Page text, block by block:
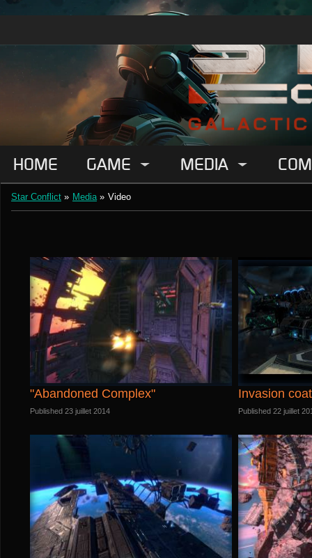
HOME GAME MEDIA
Star Conflict » Media » Video
"Abandoned Complex"
Published 23 juillet 2014
Invasion
Published 22 juillet